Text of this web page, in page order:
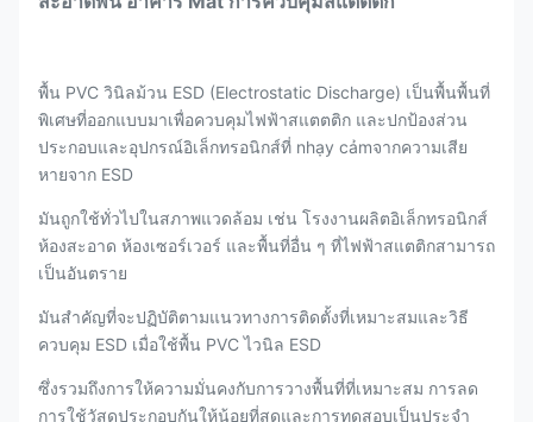
พื้น PVC วินิลม้วน ESD (Electrostatic Discharge) เป็นพื้นพื้นที่
พิเศษที่ออกแบบมาเพื่อควบคุมไฟฟ้าสแตตติก และปกป้องส่วน
ประกอบและอุปกรณ์อิเล็กทรอนิกส์ที่ nhạy cảmจากความเสีย
หายจาก ESD
มันถูกใช้ทั่วไปในสภาพแวดล้อม เช่น โรงงานผลิตอิเล็กทรอนิกส์
ห้องสะอาด ห้องเซอร์เวอร์ และพื้นที่อื่น ๆ ที่ไฟฟ้าสแตติกสามารถ
เป็นอันตราย
มันสําคัญที่จะปฏิบัติตามแนวทางการติดตั้งที่เหมาะสมและวิธี
ควบคุม ESD เมื่อใช้พื้น PVC ไวนิล ESD
ซึ่งรวมถึงการให้ความมั่นคงกับการวางพื้นที่ที่เหมาะสม การลด
การใช้วัสดุประกอบกันให้น้อยที่สุดและการทดสอบเป็นประจํา